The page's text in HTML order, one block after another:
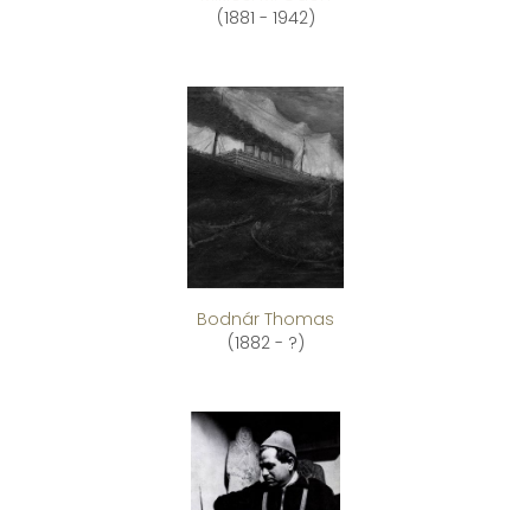
(1881 - 1942)
Bodnár Thomas
(1882 - ?)